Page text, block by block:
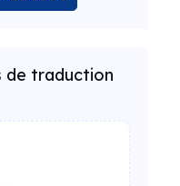
de traduction